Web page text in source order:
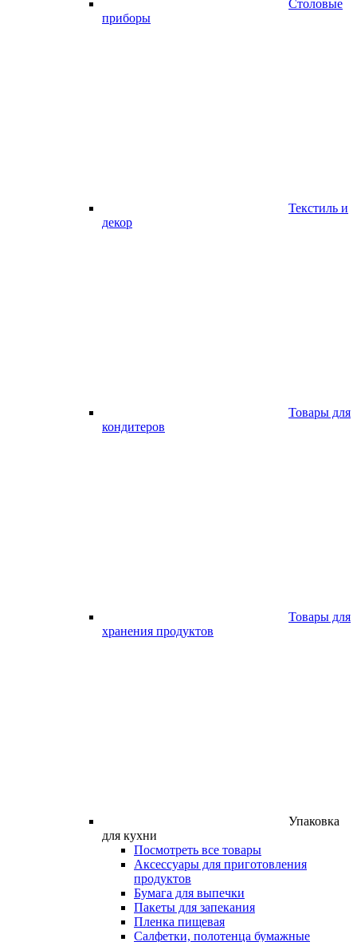
Столовые
приборы
Текстиль и
декор
Товары для
кондитеров
Товары для
хранения продуктов
Упаковка
для кухни
Посмотреть все товары
Аксессуары для приготовления
продуктов
Бумага для выпечки
Пакеты для запекания
Пленка пищевая
Салфетки, полотенца бумажные